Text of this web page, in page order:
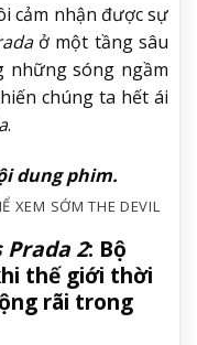
cảm nhận được sự
ở một tầng sâu
những sóng ngầm
chúng ta hết ái
.
dung phim.
XEM SỚM THE DEVIL
Prada 2: Bộ
thế giới thời
rãi trong